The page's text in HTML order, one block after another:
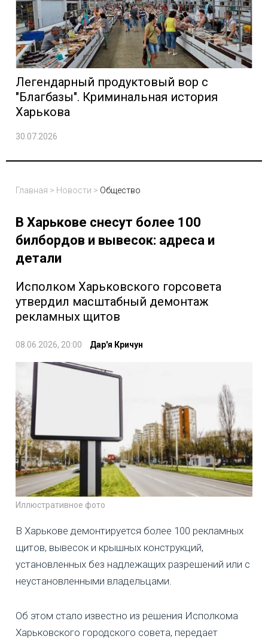
Легендарный продуктовый вор с
"Благбазы". Криминальная история
Харькова
30.07.2026
Главная > Новости > Общество
В Харькове снесут более 100
билбордов и вывесок: адреса и
детали
Исполком Харьковского горсовета
утвердил масштабный демонтаж
рекламных щитов
08.06.2026, 20:00 Дар'я Кричун
Иллюстративное фото
В Харькове демонтируется более 100 рекламных
щитов, вывесок и крышных конструкций,
установленных без надлежащих разрешений или с
неустановленными владельцами.
Об этом стало известно из решения Исполкома
Харьковского городского совета, передает